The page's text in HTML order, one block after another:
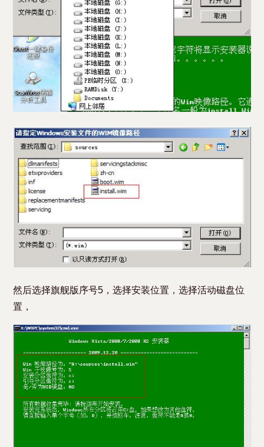
然后选择旗舰版序号5，选择安装位置，选择活动磁盘位
置，